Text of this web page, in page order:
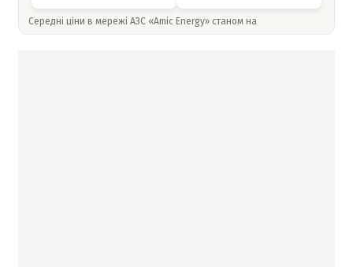
Середні ціни в мережі АЗС «Amic Energy» станом на